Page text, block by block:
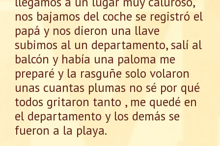
nos bajamos del coche se registró el
papá y nos dieron una llave
subimos al un departamento, salí al
balcón y había una paloma me
preparé y la rasguñe solo volaron
unas cuantas plumas no sé por qué
todos gritaron tanto , me quedé en
el departamento y los demás se
fueron a la playa.